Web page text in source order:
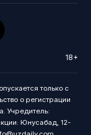
18+
только с
о регистрации
Учредитель:
Юнусабад, 12-